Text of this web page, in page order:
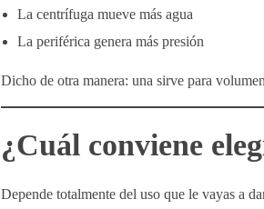
La centrífuga mueve más agua
La periférica genera más presión
Dicho de otra manera: una sirve para
¿Cuál conviene
Depende totalmente del uso que le vayas a